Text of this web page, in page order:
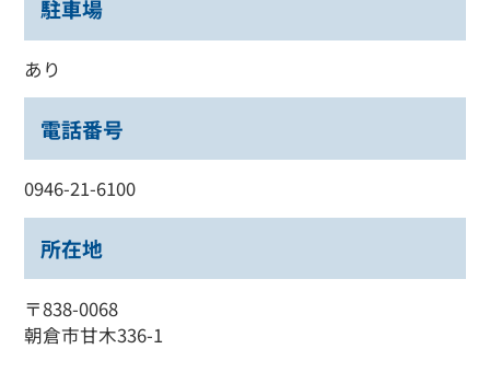
駐車場
あり
電話番号
0946-21-6100
所在地
〒838-0068
朝倉市甘木336-1